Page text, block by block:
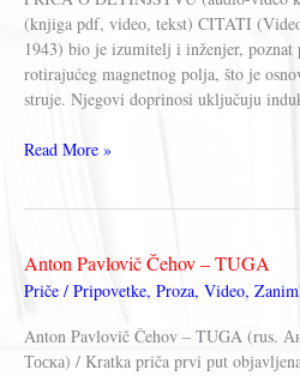
(knjiga pdf, video, tekst) CITATI
1943) bio je izumitelj i inženjer,
rotirajućeg magnetnog polja, što je
struje. Njegovi doprinosi uključuju
Nikola
Read More »
Anton Pavlovič Čehov – TUGA
Priče / Pripovetke, Proza, Video,
Anton Pavlovič Čehov – TUGA (rus.
Тоска) / Kratka priča prvi put